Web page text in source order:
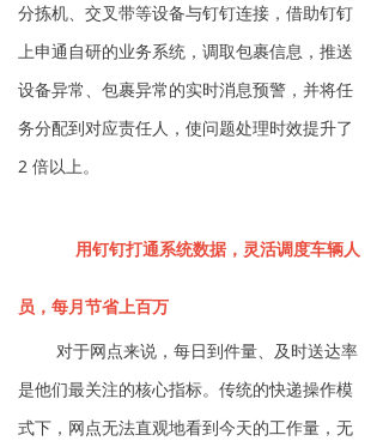
分拣机、交叉带等设备与钉钉连接，借助钉钉
上申通自研的业务系统，调取包裹信息，推送
设备异常、包裹异常的实时消息预警，并将任
务分配到对应责任人，使问题处理时效提升了
2 倍以上。
用钉钉打通系统数据，灵活调度车辆人
员，每月节省上百万
对于网点来说，每日到件量、及时送达率
是他们最关注的核心指标。传统的快递操作模
式下，网点无法直观地看到今天的工作量，无